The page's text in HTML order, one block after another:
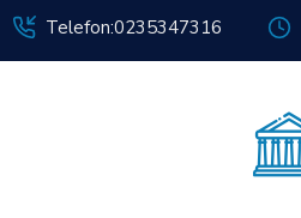
Telefon:0235347316